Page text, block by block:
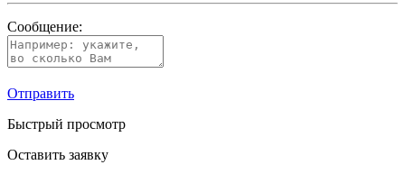
Сообщение:
Отправить
Быстрый просмотр
Оставить заявку